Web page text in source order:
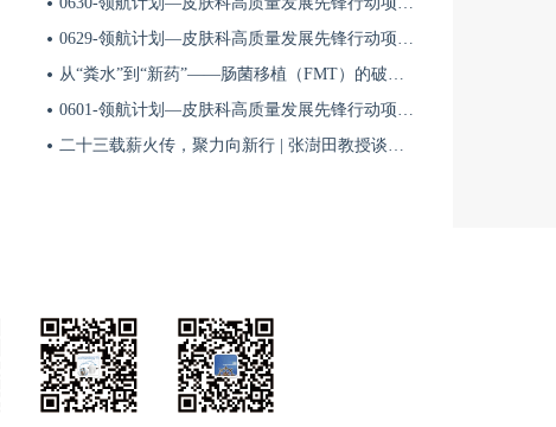
8月12日|实例不凡——基层泌尿肿瘤规范化诊疗临床实践交流项目
8月09日
09:00
8月09日
08:50